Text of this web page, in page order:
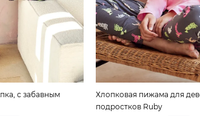
с забавным
Хлопковая пижама для
подростков Ruby